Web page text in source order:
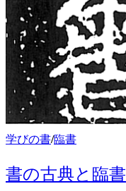
学びの書/臨書
書の古典と臨書